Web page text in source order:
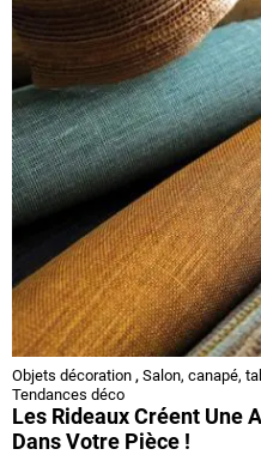
Objets décoration , Salon, canapé,
Tendances déco
Les Rideaux Créent Une
Dans Votre Pièce !